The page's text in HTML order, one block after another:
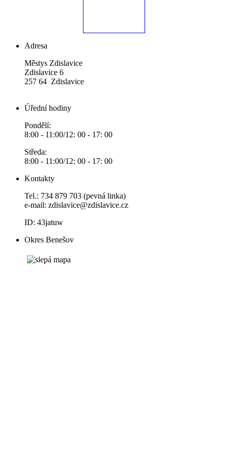
Adresa
Městys Zdislavice
Zdislavice 6
257 64 Zdislavice
Úřední hodiny
Pondělí:
8:00 - 11:00/12: 00 - 17: 00
Středa:
8:00 - 11:00/12: 00 - 17: 00
Kontakty
Tel.: 734 879 703 (pevná linka)
e-mail: zdislavice@zdislavice.cz
ID: 43jatuw
Okres Benešov